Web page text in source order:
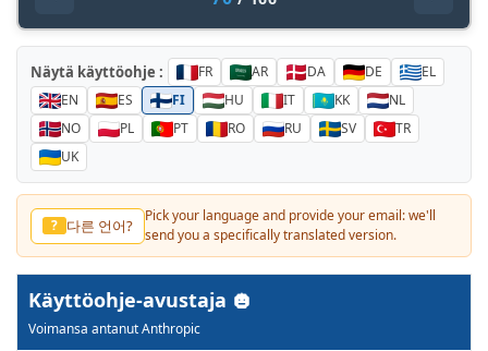
Näytä käyttöohje : FR AR DA DE
EL
EN
ES FI HU IT KK
NL
NO
PL PT RO RU SV
TR
UK
? 다른 언어?
Pick your language and provide your email: we'll
send you a specifically translated version.
Käyttöohje-avustaja
Voimansa antanut Anthropic